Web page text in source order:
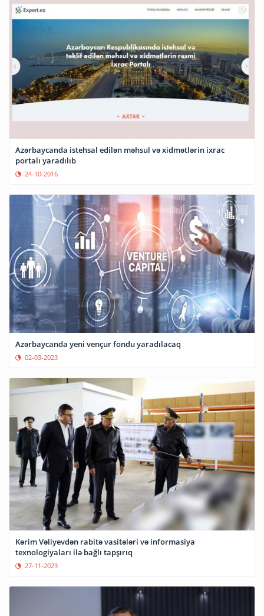
Azərbaycanda istehsal edilən məhsul və xidmətlərin ixrac
portalı yaradılıb
24-10-2016
Azərbaycanda yeni vençur fondu yaradılacaq
02-03-2023
Kərim Vəliyevdən rabitə vasitələri və informasiya
texnologiyaları ilə bağlı tapşırıq
27-11-2023